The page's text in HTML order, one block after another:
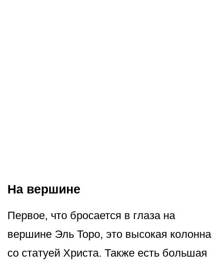
На вершине
Первое, что бросается в глаза на
вершине Эль Торо, это высокая колонна
со статуей Христа. Также есть большая